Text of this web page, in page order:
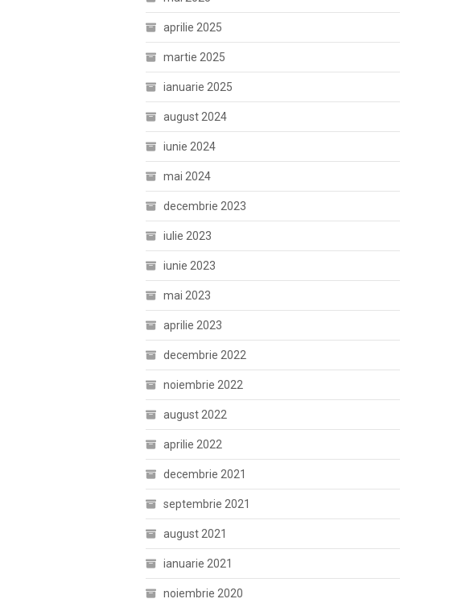
aprilie 2025
martie 2025
ianuarie 2025
august 2024
iunie 2024
mai 2024
decembrie 2023
iulie 2023
iunie 2023
mai 2023
aprilie 2023
decembrie 2022
noiembrie 2022
august 2022
aprilie 2022
decembrie 2021
septembrie 2021
august 2021
ianuarie 2021
noiembrie 2020